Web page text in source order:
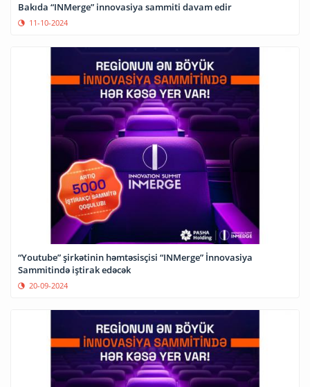
Bakıda “INMerge” innovasiya sammiti davam edir
11-10-2024
“Youtube” şirkətinin həmtəsisçisi “INMerge” İnnovasiya
Sammitində iştirak edəcək
20-09-2024